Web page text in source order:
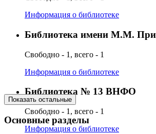
Информация о библиотеке
Библиотека имени М.М.
Свободно - 1, всего - 1
Информация о библиотеке
Библиотека № 13 ВНФО
Свободно - 1, всего - 1
Информация о библиотеке
Показать остальные
Основные разделы